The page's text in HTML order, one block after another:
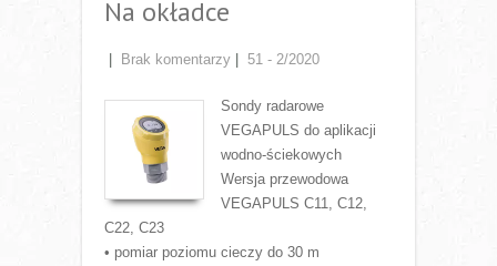
Na okładce
Brak komentarzy 51 - 2/2020
Sondy radarowe
VEGAPULS do aplikacji
wodno-ściekowych
Wersja przewodowa
VEGAPULS C11, C12,
C22, C23
• pomiar poziomu cieczy do 30 m